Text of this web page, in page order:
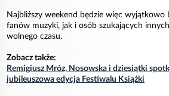
Najbliższy weekend będzie więc wyjątkowo
fanów muzyki, jak i osób szukających
wolnego czasu.
Zobacz także:
Remigiusz Mróz, Nosowska i dziesiątki
jubileuszowa edycja Festiwalu Książki